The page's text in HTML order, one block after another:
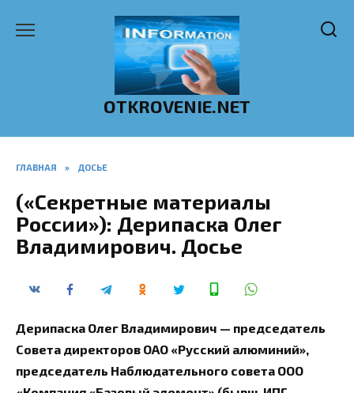
OTKROVENIE.NET
ГЛАВНАЯ » ДОСЬЕ
(«Секретные материалы
России»): Дерипаска Олег
Владимирович. Досье
Дерипаска Олег Владимирович — председатель
Совета директоров ОАО «Русский алюминий»,
председатель Наблюдательного совета ООО